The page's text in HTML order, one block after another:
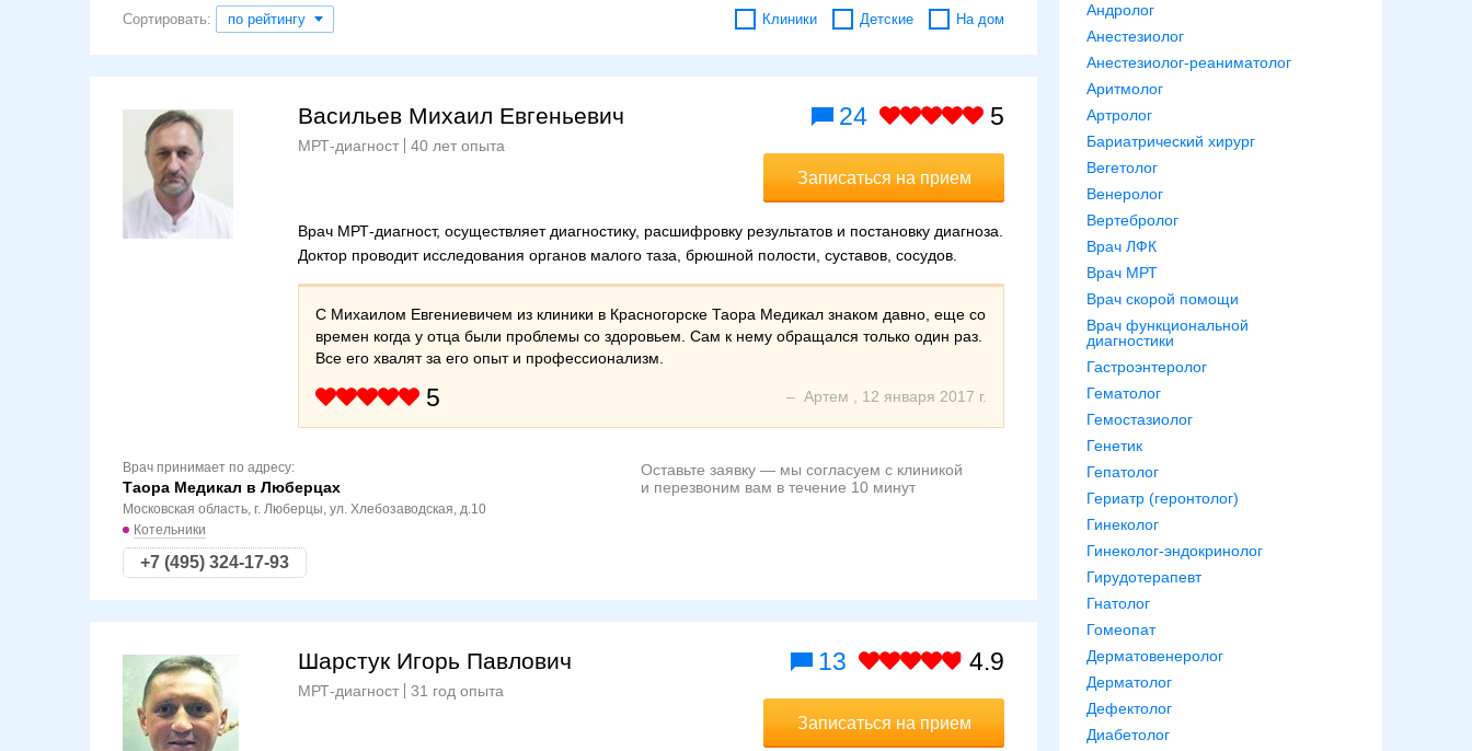
Сортировать: по рейтингу Клиники Детские На дом
Васильев Михаил Евгеньевич 24 5
МРТ-диагност 40 лет опыта
Записаться на прием
Врач МРТ-диагност, осуществляет диагностику, расшифровку результатов и постановку диагноза.
Доктор проводит исследования органов малого таза, брюшной полости, суставов, сосудов.
С Михаилом Евгениевичем из клиники в Красногорске Таора Медикал знаком давно, еще со
времен когда у отца были проблемы со здоровьем. Сам к нему обращался только один раз.
Все его хвалят за его опыт и профессионализм.
5 – Артем 12 января 2017 г.
Врач принимает по адресу:
Таора Медикал в Люберцах
Московская область, г. Люберцы, ул. Хлебозаводская, д.10
Котельники
+7 (495) 324-17-93
Оставьте заявку — мы согласуем с клиникой
и перезвоним вам в течение 10 минут
Шарстук Игорь Павлович 13 4.9
МРТ-диагност 31 год опыта
Записаться на прием
Андролог
Анестезиолог
Анестезиолог-реаниматолог
Аритмолог
Артролог
Бариатрический хирург
Вегетолог
Венеролог
Вертебролог
Врач ЛФК
Врач МРТ
Врач скорой помощи
Врач функциональной
диагностики
Гастроэнтеролог
Гематолог
Гемостазиолог
Генетик
Гепатолог
Гериатр (геронтолог)
Гинеколог
Гинеколог-эндокринолог
Гирудотерапевт
Гнатолог
Гомеопат
Дерматовенеролог
Дерматолог
Дефектолог
Диабетолог